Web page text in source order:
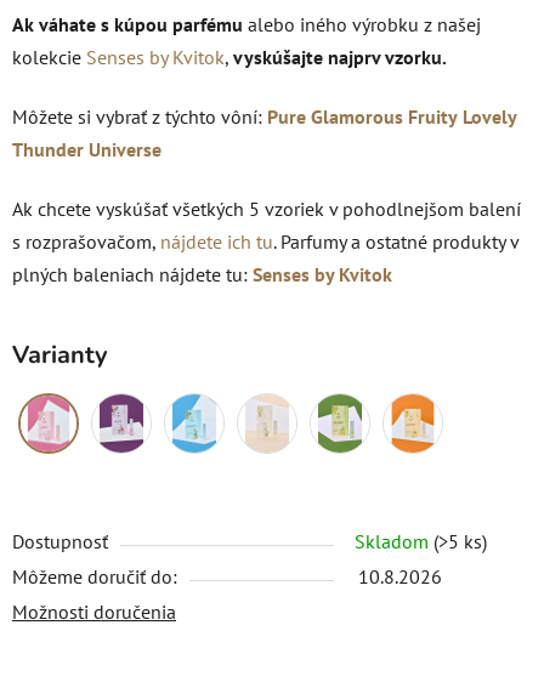
Ak váhate s kúpou parfému alebo iného výrobku z našej
kolekcie Senses by Kvitok, vyskúšajte najprv vzorku.
Môžete si vybrať z týchto vôní: Pure Glamorous Fruity Lovely
Thunder Universe
Ak chcete vyskúšať všetkých 5 vzoriek v pohodlnejšom balení
s rozprašovačom, nájdete ich tu. Parfumy a ostatné produkty v
plných baleniach nájdete tu: Senses by Kvitok
Varianty
Dostupnosť Skladom (>5 ks)
Môžeme doručiť do:
10.8.2026
Možnosti doručenia